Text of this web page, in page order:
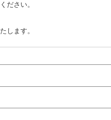
ださい。
します。